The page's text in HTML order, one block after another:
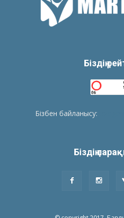
Біздің
Бізбен байланысу:
Біздің